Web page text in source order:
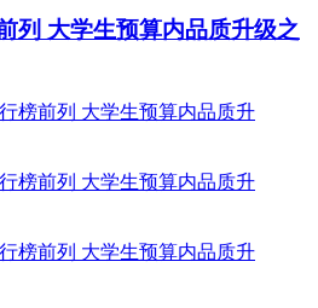
列 大学生预算内品质升级之